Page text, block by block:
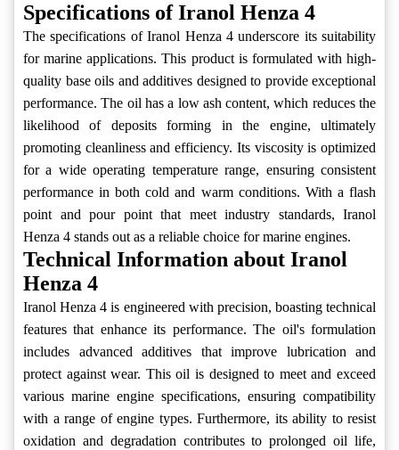
Specifications of Iranol Henza 4
The specifications of Iranol Henza 4 underscore its suitability
for marine applications. This product is formulated with high-
quality base oils and additives designed to provide exceptional
performance. The oil has a low ash content, which reduces the
likelihood of deposits forming in the engine, ultimately
promoting cleanliness and efficiency. Its viscosity is optimized
for a wide operating temperature range, ensuring consistent
performance in both cold and warm conditions. With a flash
point and pour point that meet industry standards, Iranol
Henza 4 stands out as a reliable choice for marine engines.
Technical Information about Iranol
Henza 4
Iranol Henza 4 is engineered with precision, boasting technical
features that enhance its performance. The oil's formulation
includes advanced additives that improve lubrication and
protect against wear. This oil is designed to meet and exceed
various marine engine specifications, ensuring compatibility
with a range of engine types. Furthermore, its ability to resist
oxidation and degradation contributes to prolonged oil life,